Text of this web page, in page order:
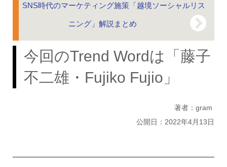
SNS時代のマーケティング施策「越境ソーシャルリス
ニング」解説まとめ
今回のTrend Wordは「藤子
不二雄・Fujiko Fujio」
著者：gram
公開日：2022年4月13日